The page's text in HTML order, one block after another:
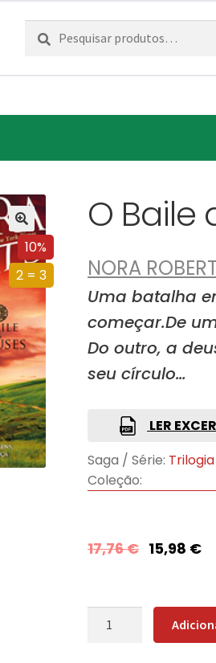
Pesquisar
por:
Pesquisa
10%
2 = 3
O Baile
NORA
Uma batalha
começar.De
Do outro, a
seu círculo…
LER
Saga / Série:
Coleção:
17,76€ 15,98 €
Quantidade